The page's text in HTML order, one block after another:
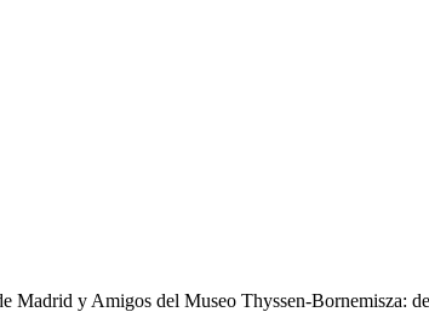
y Amigos del Museo Thyssen-Bornemisza: